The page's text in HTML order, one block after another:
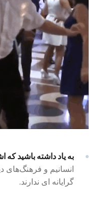
به یاد داشته باشید که
انسانیم و فرهنگ‌های
گرایانه ‌ای ندارند.